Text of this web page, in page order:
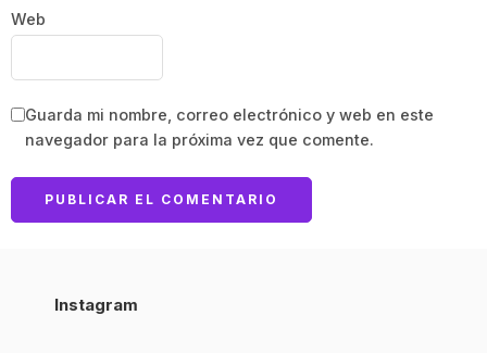
Web
Guarda mi nombre, correo electrónico y web en este
navegador para la próxima vez que comente.
Instagram